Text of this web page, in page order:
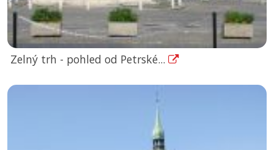
Zelný trh - pohled od Petrské...